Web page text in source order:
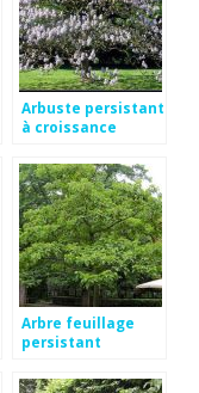
Arbuste persistant
à croissance
Arbre feuillage
persistant